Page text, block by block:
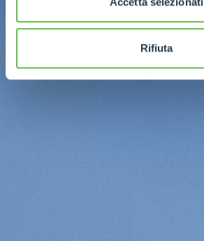
Rifiuta